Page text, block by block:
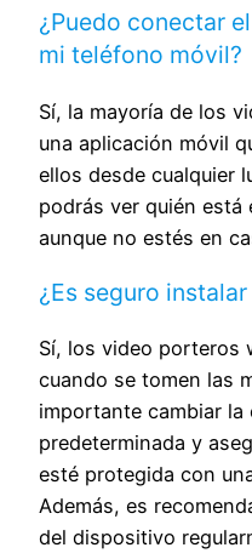
V/1,1 A), consulte el
para obtener más
conditions.No
por el lugar de
¿Puedo conectar
mi teléfono móvil?
Sí, la mayoría de los
una aplicación móvil
ellos desde cualquier
podrás ver quién está
aunque no estés en
¿Es seguro
Sí, los video porteros
cuando se tomen las
importante cambiar la
predeterminada y
esté protegida con
Además, es
del dispositivo